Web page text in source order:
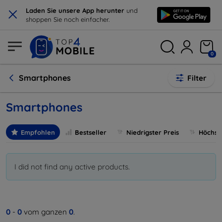
× Laden Sie unsere App herunter und
shoppen Sie noch einfacher.
0
Smartphones Filter
Smartphones
Empfohlen Bestseller Niedrigster Preis
I did not find any active products.
0 - 0 vom ganzen 0.